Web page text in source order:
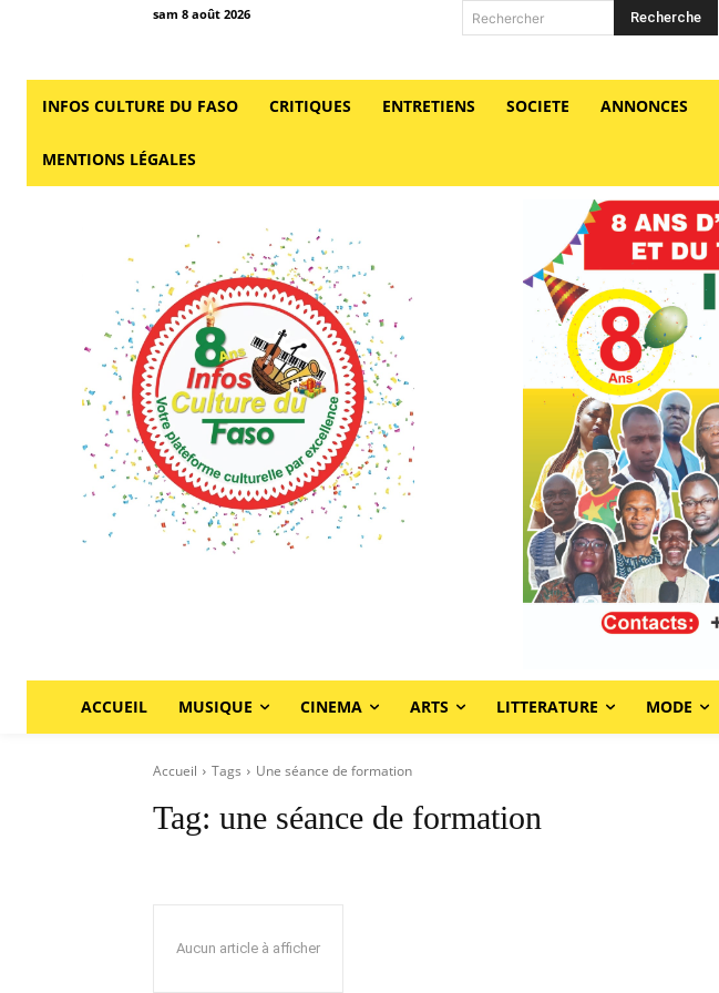
sam 8 août 2026 Rechercher Recherche
INFOS CULTURE DU FASO CRITIQUES ENTRETIENS SOCIETE ANNONCES
MENTIONS LÉGALES
ACCUEIL MUSIQUE CINEMA ARTS LITTERATURE MODE
Accueil Tags Une séance de formation
Tag: une séance de formation
Aucun article à afficher